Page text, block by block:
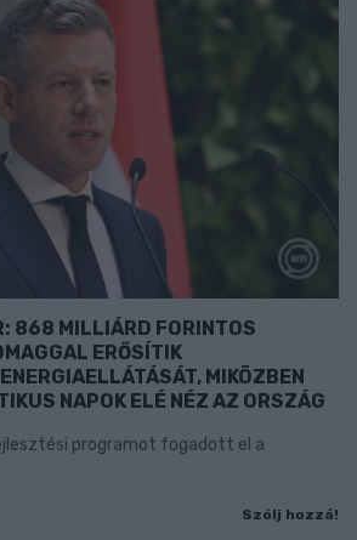
868 MILLIÁRD FORINTOS
ERŐSÍTIK
MIKÖZBEN
NAPOK ELÉ NÉZ AZ ORSZÁG
programot fogadott el a
Szólj hozzá!